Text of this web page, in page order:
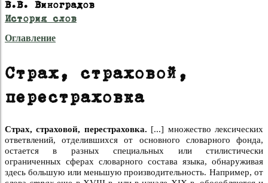
В.В. Виноградов
История слов
Оглавление
Страх, страховой,
перестраховка
Страх, страховой, перестраховка. [...] множество лексических
ответвлений, отделившихся от основного словарного фонда,
остается в разных специальных или стилистически
ограниченных сферах словарного состава языка, обнаруживая
здесь большую или меньшую производительность. Например, от